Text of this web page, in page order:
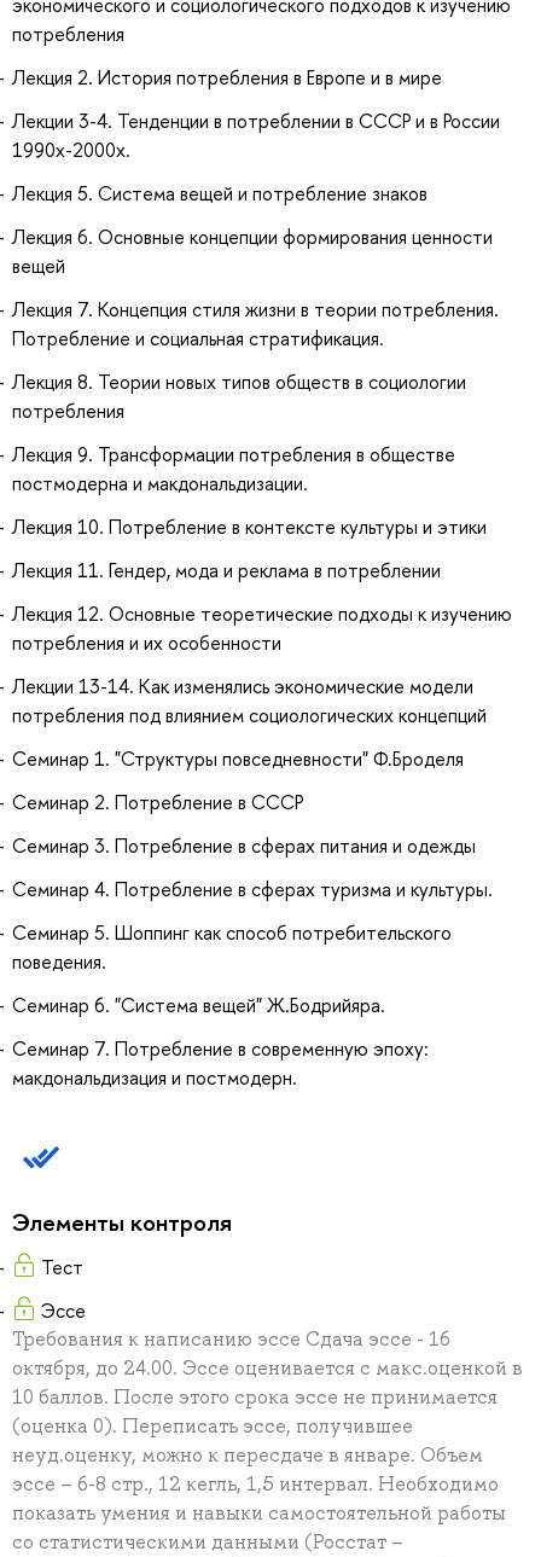
экономического и социологического подходов к изучению
потребления
Лекция 2. История потребления в Европе и в мире
Лекции 3-4. Тенденции в потреблении в СССР и в России
1990х-2000х.
Лекция 5. Система вещей и потребление знаков
Лекция 6. Основные концепции формирования ценности
вещей
Лекция 7. Концепция стиля жизни в теории потребления.
Потребление и социальная стратификация.
Лекция 8. Теории новых типов обществ в социологии
потребления
Лекция 9. Трансформации потребления в обществе
постмодерна и макдональдизации.
Лекция 10. Потребление в контексте культуры и этики
Лекция 11. Гендер, мода и реклама в потреблении
Лекция 12. Основные теоретические подходы к изучению
потребления и их особенности
Лекции 13-14. Как изменялись экономические модели
потребления под влиянием социологических концепций
Семинар 1. "Структуры повседневности" Ф.Броделя
Семинар 2. Потребление в СССР
Семинар 3. Потребление в сферах питания и одежды
Семинар 4. Потребление в сферах туризма и культуры.
Семинар 5. Шоппинг как способ потребительского
поведения.
Семинар 6. "Система вещей" Ж.Бодрийяра.
Семинар 7. Потребление в современную эпоху:
макдональдизация и постмодерн.
Элементы контроля
Тест
Эссе
Требования к написанию эссе Сдача эссе - 16
октября, до 24.00. Эссе оценивается с макс.оценкой в
10 баллов. После этого срока эссе не принимается
(оценка 0). Переписать эссе, получившее
неуд.оценку, можно к пересдаче в январе. Объем
эссе – 6-8 стр., 12 кегль, 1,5 интервал. Необходимо
показать умения и навыки самостоятельной работы
со статистическими данными (Росстат –